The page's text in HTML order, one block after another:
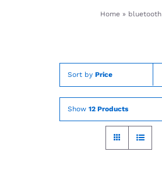
Home» bluetooth
Sort by Price
Show 12 Products